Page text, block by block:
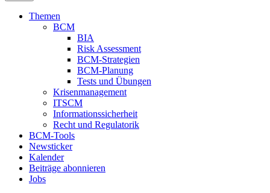
Themen
BCM
BIA
Risk Assessment
BCM-Strategien
BCM-Planung
Tests und Übungen
Krisenmanagement
ITSCM
Informationssicherheit
Recht und Regulatorik
BCM-Tools
Newsticker
Kalender
Beiträge abonnieren
Jobs